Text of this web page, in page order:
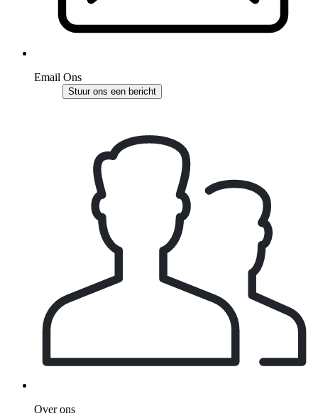
Email Ons
Stuur ons een bericht
Over ons